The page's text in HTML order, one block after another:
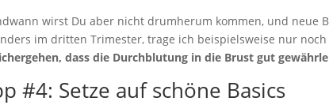
wirst Du aber nicht drumherum kommen, und neue
im dritten Trimester, trage ich beispielsweise nur
dass die Durchblutung in die Brust gut
#4: Setze auf schöne Basics